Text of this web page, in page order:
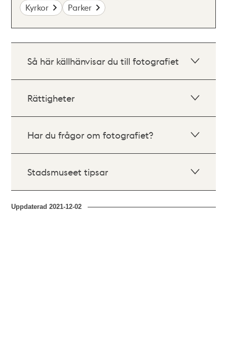
Kyrkor Parker
Så här källhänvisar du till fotografiet
Rättigheter
Har du frågor om fotografiet?
Stadsmuseet tipsar
Uppdaterad2021-12-02